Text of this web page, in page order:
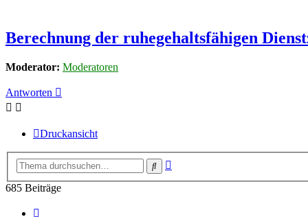
Berechnung der ruhegehaltsfähigen
Moderator: Moderatoren
Antworten
Druckansicht
Suche
685 Beiträge